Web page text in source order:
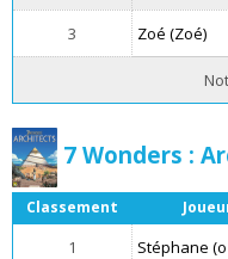
3 Zoé (Zoé)
7 Wonders :
Classement
1 Stéphane